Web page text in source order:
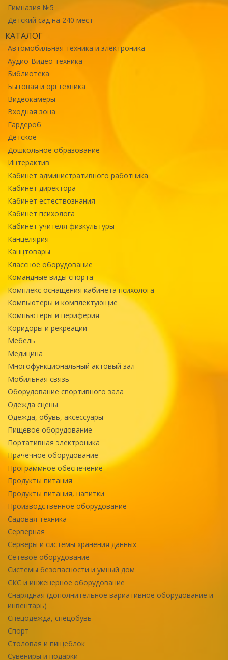
Гимназия №5
Детский сад на 240 мест
КАТАЛОГ
Автомобильная техника и электроника
Аудио-Видео техника
Библиотека
Бытовая и оргтехника
Видеокамеры
Входная зона
Гардероб
Детское
Дошкольное образование
Интерактив
Кабинет административного работника
Кабинет директора
Кабинет естествознания
Кабинет психолога
Кабинет учителя физкультуры
Канцелярия
Канцтовары
Классное оборудование
Командные виды спорта
Комплекс оснащения кабинета психолога
Компьютеры и комплектующие
Компьютеры и периферия
Коридоры и рекреации
Мебель
Медицина
Многофункциональный актовый зал
Мобильная связь
Оборудование спортивного зала
Одежда сцены
Одежда, обувь, аксессуары
Пищевое оборудование
Портативная электроника
Прачечное оборудование
Программное обеспечение
Продукты питания
Продукты питания, напитки
Производственное оборудование
Садовая техника
Серверная
Серверы и системы хранения данных
Сетевое оборудование
Системы безопасности и умный дом
СКС и инженерное оборудование
Снарядная (дополнительное вариативное оборудование и
инвентарь)
Спецодежда, спецобувь
Спорт
Столовая и пищеблок
Сувениры и подарки